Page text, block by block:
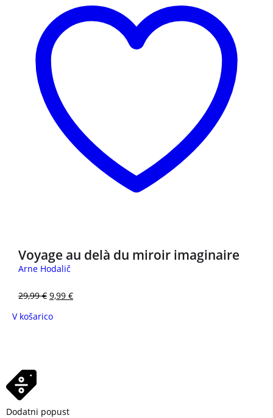
Voyage au delà du miroir imaginaire
Arne Hodalič
29,99€ 9,99 €
V košarico
Dodatni popust